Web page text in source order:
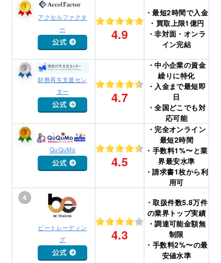
アクセルファクタ
ー
4.9
・最短2時間で入金
・買取上限1億円
・非対面・オンラ
イン完結
財務再生支援セン
ター
4.7
・中小企業の資金
繰りに特化
・入金まで最短即
日
・全国どこでも対
応可能
QuQuMo
4.5
・完全オンライン
最短2時間
・手数料1%〜と業
界最安水準
・請求書1枚から利
用可
ビートレーディン
グ
4.3
・取扱件数5.8万件
の業界トップ実績
・調達可能金額無
制限
・手数料2%〜の最
安値水準